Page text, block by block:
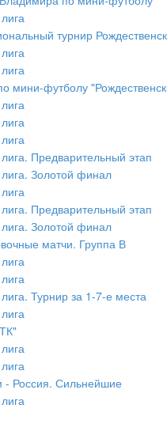
турнир
мини-футболу
Предварительный этап
Золотой финал
Предварительный этап
Золотой финал
матчи. Группа В
Турнир за 1-7-е места
Россия. Сильнейшие